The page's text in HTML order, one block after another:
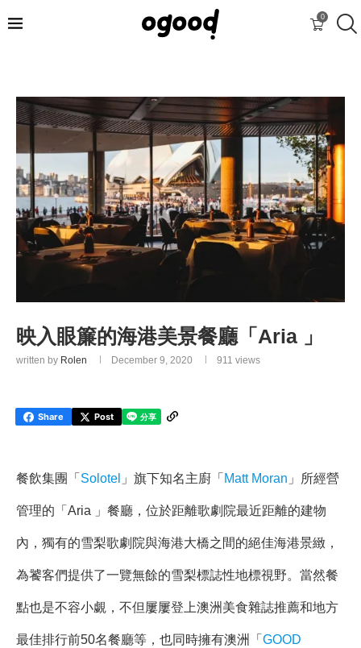
0
映入眼簾的海港美景餐廳「Aria 」
written by Rolen December 9, 2020 911 views
Share Post
餐飲集團「 Solotel 」旗下知名主廚「 Matt Moran 」所經營
管理的「Aria 」餐廳，位於距離歌劇院最近距離的建物
內，獨有的雪梨歌劇院與海港大橋之間的絕佳海港景緻，
為饕客們提供了一覽無餘的雪梨標誌性地標視野。當然餐
點也是不容小覷，不但屢屢登上澳洲美食雜誌推薦和地方
最佳排行前50名餐廳等，也同時擁有澳洲「 GOOD